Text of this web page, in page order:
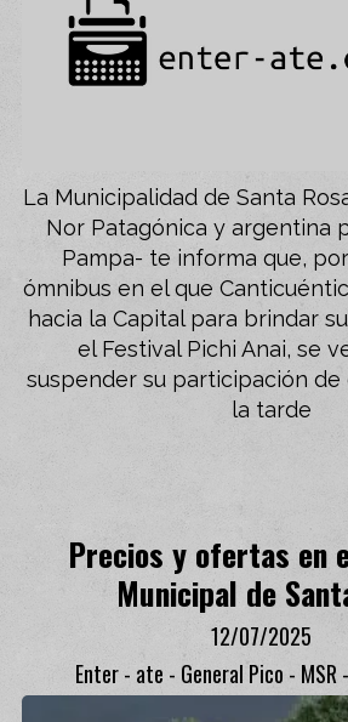
La Municipalidad de Santa
Nor Patagónica y argentina
Pampa- te informa que,
ómnibus en el que
hacia la Capital para brindar
el Festival Pichi Anai, se
suspender su participación
la tarde
Precios y ofertas en
Municipal de
Enter - ate - General Pico - MSR
12/07/2025